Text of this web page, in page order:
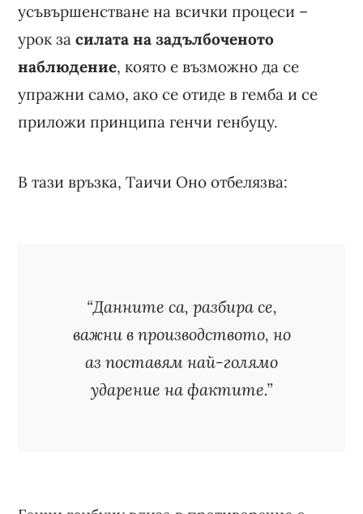
усъвършенстване на всички процеси –
урок засилата на задълбоченото
наблюдение, която е възможно да се
упражни само, ако се отиде в гемба и се
приложи принципа генчи генбуцу.
В тази връзка, Таичи Оно отбелязва:
“Данните са, разбира се,
важни в производството, но
аз поставям най-голямо
ударение на фактите.”